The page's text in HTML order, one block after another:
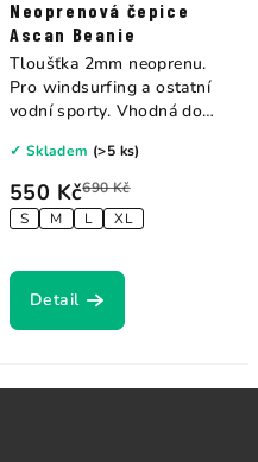
Neoprenová čepice
Ascan Beanie
550 Kč690 Kč
S M L XL
✓ Skladem (>5 ks)
Detail
Tloušťka 2mm neoprenu.
Pro windsurfing a ostatní
vodní sporty. Vhodná do